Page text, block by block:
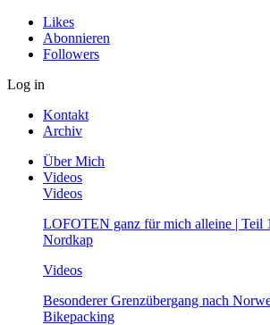
Likes
Abonnieren
Followers
Log in
Kontakt
Archiv
Über Mich
Videos
Videos
LOFOTEN ganz für mich alleine | Teil
Nordkap
Videos
Besonderer Grenzübergang nach
Bikepacking